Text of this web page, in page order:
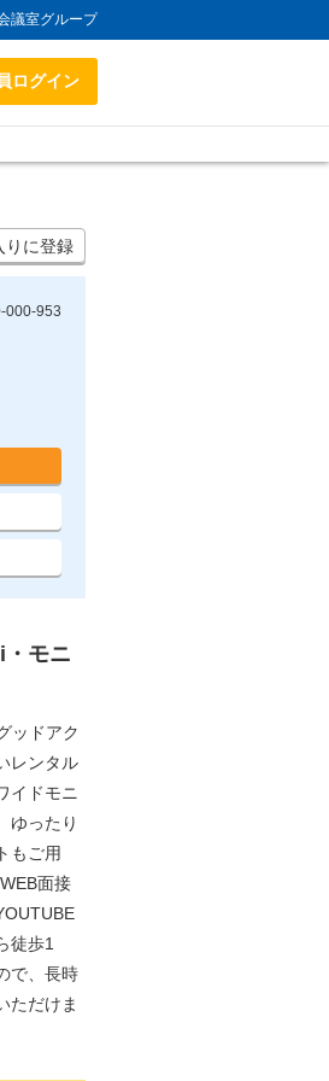
議室グループ
ログイン
りに登録
000-953
モニ
ッドアク
レンタル
イドモニ
ゆったり
もご用
面接
徒歩1
で、長時
ただけま